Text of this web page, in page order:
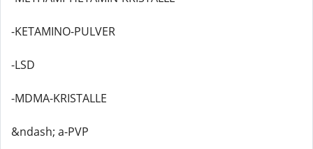
-KETAMINO-PULVER
-LSD
-MDMA-KRISTALLE
&ndash; a-PVP